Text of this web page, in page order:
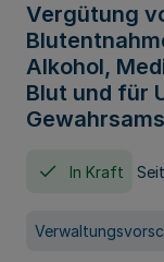
Vergütung
Alkohol,
Blut und für
In Kraft